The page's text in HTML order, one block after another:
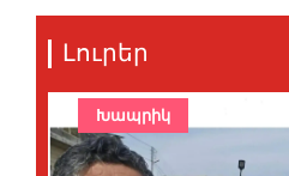
Լուրեր
Խապրիկ